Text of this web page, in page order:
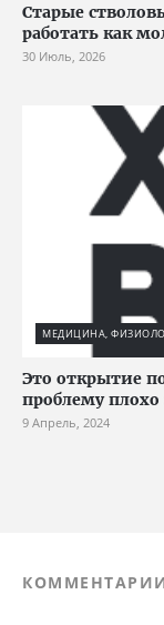
Старые
работать как
30 Июль, 2026
МЕДИЦИНА,
Это открытие
проблему
9 Апрель, 2024